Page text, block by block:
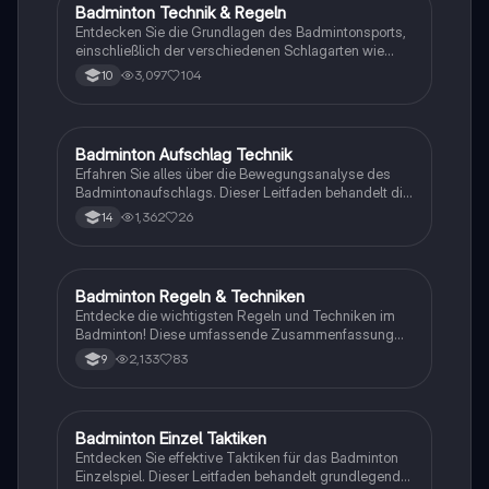
Sport
Badminton Technik & Regeln
Entdecken Sie die Grundlagen des Badmintonsports,
einschließlich der verschiedenen Schlagarten wie
Befreiungs-Clear, Smash und Drop. Erfahren Sie mehr
über die optimale Schlägerhaltung,
10 3,097 104
Sport
Badminton Aufschlag Technik
Erfahren Sie alles über die Bewegungsanalyse des
Badmintonaufschlags. Dieser Leitfaden behandelt die
wichtigsten Regeln, Techniken und Strategien für
einen effektiven Aufschlag, einschließlich der idealen
14 1,362 26
Sport
Badminton Regeln & Techniken
Entdecke die wichtigsten Regeln und Techniken im
Badminton! Diese umfassende Zusammenfassung
behandelt Aufschlagregeln, Schlagvarianten,
Zählweise und Spielfeldmaße. Ideal für Spieler und
9 2,133 83
Sport
Badminton Einzel Taktiken
Entdecken Sie effektive Taktiken für das Badminton
Einzelspiel. Dieser Leitfaden behandelt grundlegende